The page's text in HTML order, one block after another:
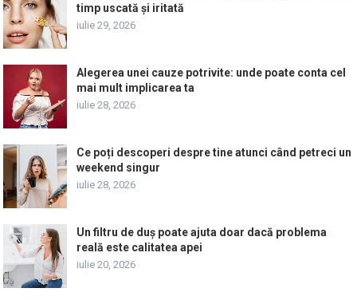
timp uscată și iritată
iulie 29, 2026
Alegerea unei cauze potrivite: unde poate conta cel
mai mult implicarea ta
iulie 28, 2026
Ce poți descoperi despre tine atunci când petreci un
weekend singur
iulie 28, 2026
Un filtru de duș poate ajuta doar dacă problema
reală este calitatea apei
iulie 20, 2026